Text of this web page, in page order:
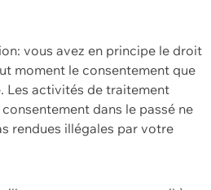
vous avez en principe le droit
moment le consentement que
Les activités de traitement
dans le passé ne
rendues illégales par votre